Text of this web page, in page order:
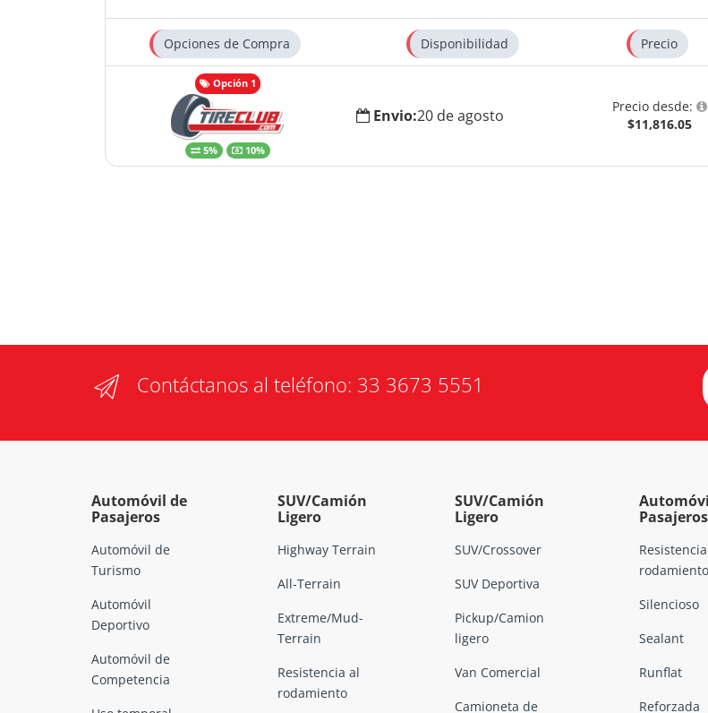
Opciones de Compra Disponibilidad Precio
Opción 1
5% 10%
Envio:20 de agosto
Precio desde:
$11,816.05
Contáctanos al teléfono: 33 3673 5551
Automóvil de
Pasajeros
Automóvil de
Turismo
Automóvil
Deportivo
Automóvil de
Competencia
SUV/Camión
Ligero
Highway Terrain
All-Terrain
Extreme/Mud-
Terrain
Resistencia al
rodamiento
SUV/Camión
Ligero
SUV/Crossover
SUV Deportiva
Pickup/Camion
ligero
Van Comercial
Camioneta de
Pasajeros
rodamiento
Silencioso
Sealant
Runflat
Reforzada